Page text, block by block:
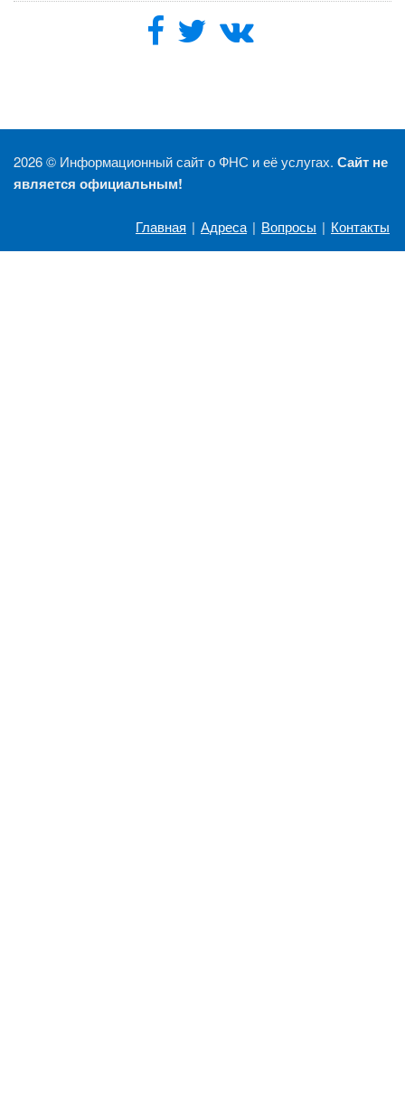
2026 © Информационный сайт о ФНС и её услугах. Сайт не
является официальным!
Главная | Адреса | Вопросы | Контакты